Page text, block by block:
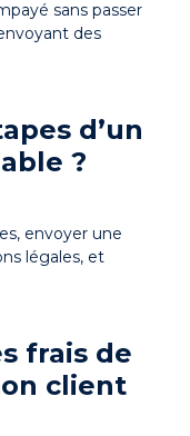
sans passer
des
d’un
?
envoyer une
légales, et
frais de
client